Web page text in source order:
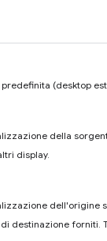
(desktop
della
display.
dell'origine
destinazione forniti.